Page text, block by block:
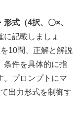
式（4択、〇×、
に記載しましょ
10問、正解と解説
条件を具体的に指
。プロンプトにマ
出力形式を制御す